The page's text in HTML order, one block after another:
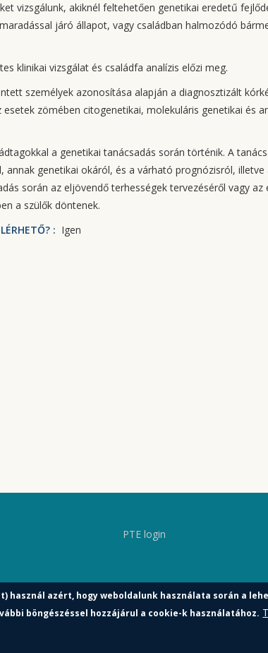
vizsgálunk, akiknél feltehetően genetikai eredetű
járó állapot, vagy családban halmozódó
klinikai vizsgálat és családfa analízis előzi meg.
személyek azonosítása alapján a diagnosztizált
zömében citogenetikai, molekuláris genetikai és
a genetikai tanácsadás során történik. A
annak genetikai okáról, és a várható prognózisról,
során az eljövendő terhességek tervezéséről vagy
a szülők döntenek.
: Igen
PTE login
használ azért, hogy weboldalunk használata során a
böngészéssel hozzájárul a cookie-k használatához.